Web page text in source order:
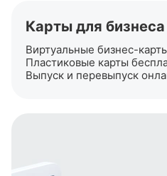
Карты для бизнеса
Виртуальные бизнес-
Пластиковые карты
Выпуск и перевыпуск